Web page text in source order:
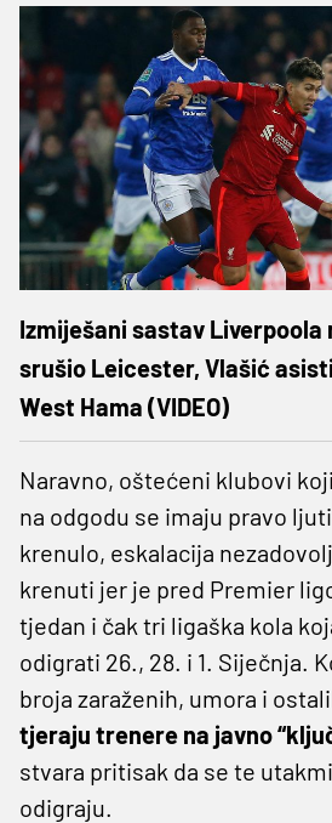
Izmiješani sastav Liverpoola
srušio Leicester, Vlašić
West Hama (VIDEO)
Naravno, oštećeni klubovi
na odgodu se imaju pravo
krenulo, eskalacija
krenuti jer je pred Premier
tjedan i čak tri ligaška kola
odigrati 26., 28. i 1. Siječnja.
broja zaraženih, umora i
tjeraju trenere na javno
stvara pritisak da se te
odigraju.